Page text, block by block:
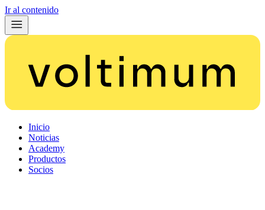
Ir al contenido
Inicio
Noticias
Academy
Productos
Socios